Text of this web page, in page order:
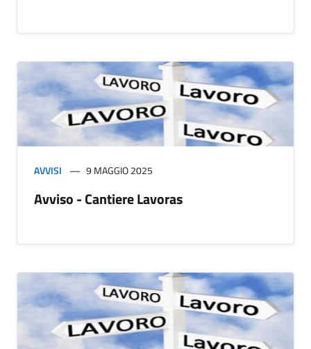
AVVISI 9 MAGGIO 2025
Avviso - Cantiere Lavoras